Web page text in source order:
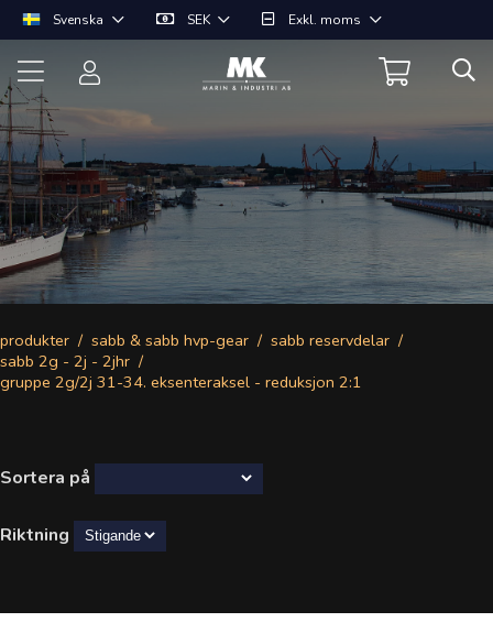
Svenska SEK Exkl. moms
produkter sabb & sabb hvp-gear
sabb reservdelar
sabb 2g - 2j - 2jhr
gruppe 2g/2j 31-34. eksenteraksel - reduksjon 2:1
Sortera på
Riktning